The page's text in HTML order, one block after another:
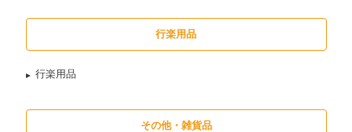
行楽用品
行楽用品
その他・雑貨品